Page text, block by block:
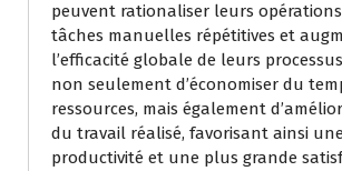
peuvent rationaliser leurs
tâches manuelles répétitives et
l’efficacité globale de leurs
non seulement d’économiser du
ressources, mais également
du travail réalisé, favorisant ainsi
productivité et une plus grande